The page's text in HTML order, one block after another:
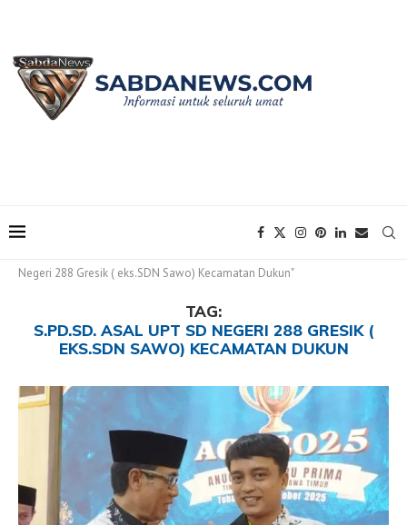
Negeri 288 Gresik ( eks.SDN Sawo) Kecamatan Dukun"
TAG:
S.PD.SD. ASAL UPT SD NEGERI 288 GRESIK (
EKS.SDN SAWO) KECAMATAN DUKUN